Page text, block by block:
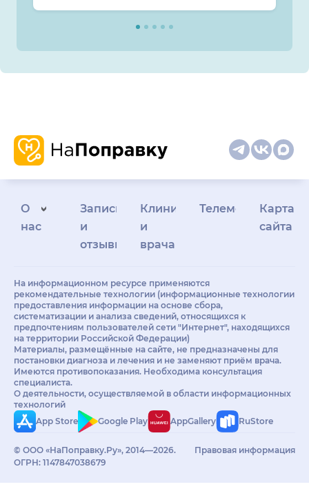
О
нас
Запись
и
отзывы
Клиникам
и
врачам
Телемедицина
Карта
сайта
На информационном ресурсе применяются
рекомендательные технологии (информационные технологии
предоставления информации на основе сбора,
систематизации и анализа сведений, относящихся к
предпочтениям пользователей сети "Интернет", находящихся
на территории Российской Федерации)
Материалы, размещённые на сайте, не предназначены для
постановки диагноза и лечения и не заменяют приём врача.
Имеются противопоказания. Необходима консультация
специалиста.
О деятельности, осуществляемой в области информационных
технологий
App Store
Google Play AppGallery RuStore
© ООО «НаПоправку.Ру», 2014—2026.
ОГРН: 1147847038679
Правовая информация